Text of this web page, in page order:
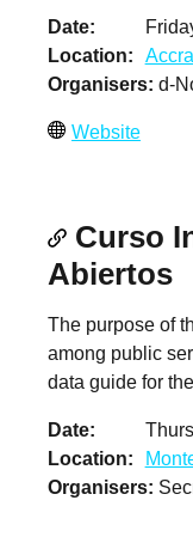
Date
Location
Accra
Organisers d-
Website
Curso
Abiertos
The purpose of
among public
data guide for
Date
Location
Organisers